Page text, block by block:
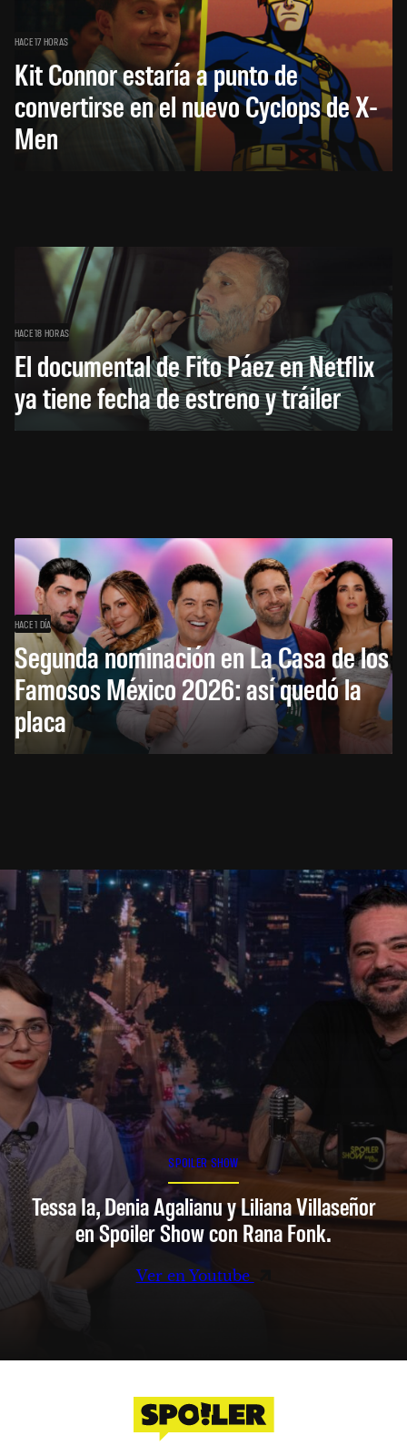
HACE 17 HORAS
Kit Connor estaría a punto de
convertirse en el nuevo Cyclops de X-
Men
HACE 18 HORAS
El documental de Fito Páez en Netflix
ya tiene fecha de estreno y tráiler
HACE 1 DÍA
Segunda nominación en La Casa de los
Famosos México 2026: así quedó la
placa
SPOILER SHOW
Tessa Ia, Denia Agalianu y Liliana Villaseñor
en Spoiler Show con Rana Fonk.
Ver en Youtube